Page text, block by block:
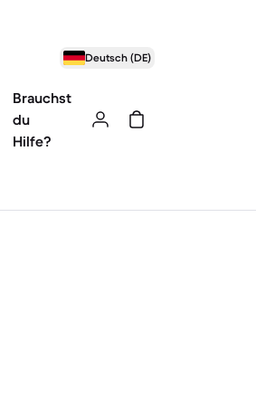
Deutsch (DE)
Brauchst
du
Hilfe?